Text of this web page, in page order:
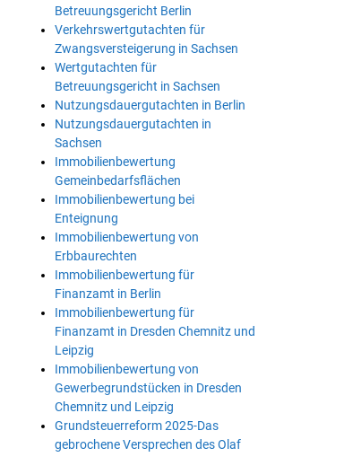
Betreuungsgericht Berlin
Verkehrswertgutachten für
Zwangsversteigerung in Sachsen
Wertgutachten für
Betreuungsgericht in Sachsen
Nutzungsdauergutachten in Berlin
Nutzungsdauergutachten in
Sachsen
Immobilienbewertung
Gemeinbedarfsflächen
Immobilienbewertung bei
Enteignung
Immobilienbewertung von
Erbbaurechten
Immobilienbewertung für
Finanzamt in Berlin
Immobilienbewertung für
Finanzamt in Dresden Chemnitz und
Leipzig
Immobilienbewertung von
Gewerbegrundstücken in Dresden
Chemnitz und Leipzig
Grundsteuerreform 2025-Das
gebrochene Versprechen des Olaf